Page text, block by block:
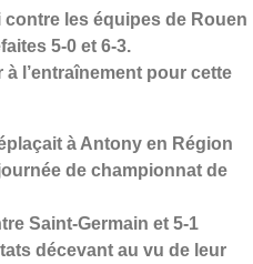
les équipes de Rouen
5-0 et 6-3.
à l’entraînement pour cette
à Antony en Région
de championnat de
Saint-Germain et 5-1
décevant au vu de leur